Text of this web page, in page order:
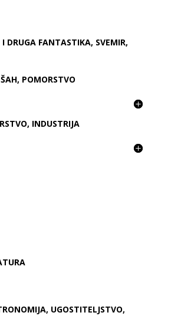
DRUGA FANTASTIKA, SVEMIR,
POMORSTVO
INDUSTRIJA
UGOSTITELJSTVO,